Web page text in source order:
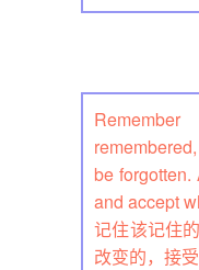
be
and accept
记住该记住
改变的，接